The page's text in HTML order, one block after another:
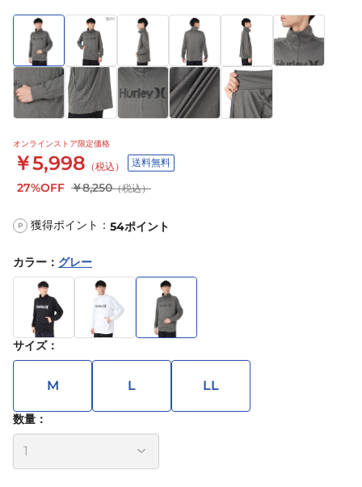
オンラインストア限定価格
￥5,998 （税込） 送料無料
27%OFF ￥8,250（税込）
P 獲得ポイント： 54ポイント
カラー ： グレー
サイズ：
M L LL
数量：